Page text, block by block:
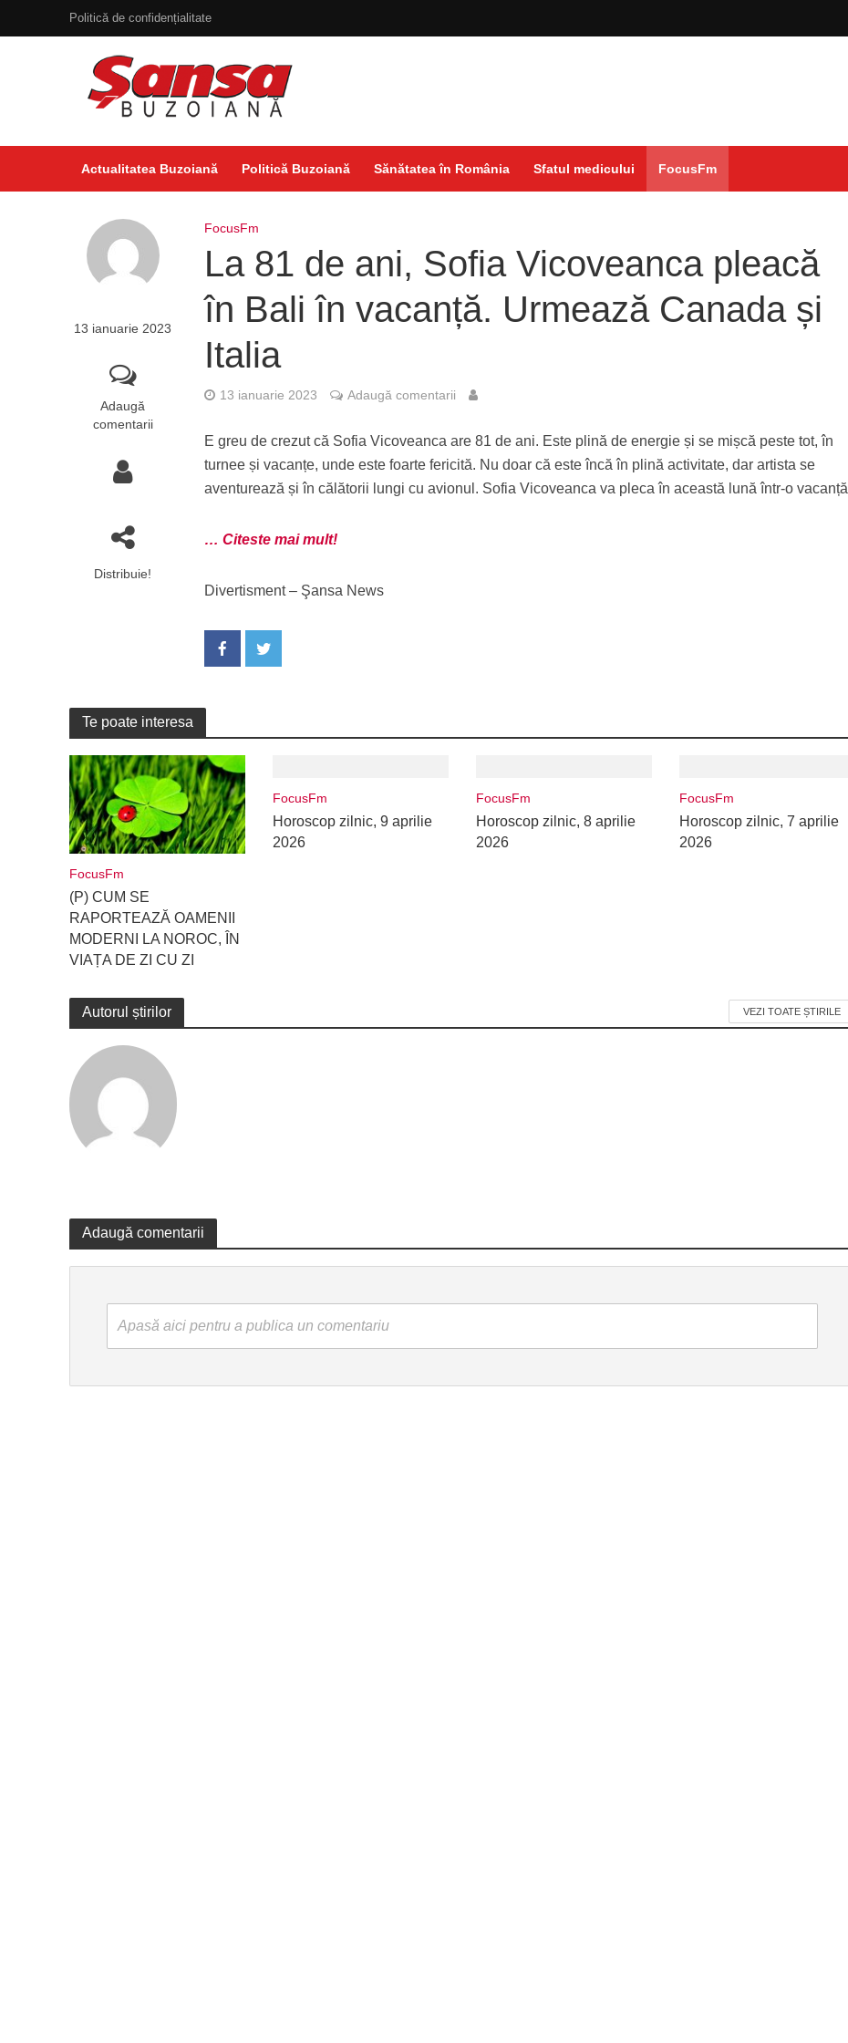
Politică de confidențialitate
Actualitatea Buzoiană Politică Buzoiană Sănătatea în România Sfatul medicului FocusFm
13 ianuarie 2023
Adaugă
comentarii
Distribuie!
FocusFm
La 81 de ani, Sofia Vicoveanca pleacă
în Bali în vacanță. Urmează Canada și
Italia
13 ianuarie 2023 Adaugă comentarii
E greu de crezut că Sofia Vicoveanca are 81 de ani. Este plină de energie și se mișcă peste tot, în
turnee și vacanțe, unde este foarte fericită. Nu doar că este încă în plină activitate, dar artista se
aventurează și în călătorii lungi cu avionul. Sofia Vicoveanca va pleca în această lună într-o vacanță
… Citeste mai mult!
Divertisment – Şansa News
Te poate interesa
FocusFm
(P) CUM SE
RAPORTEAZĂ OAMENII
MODERNI LA NOROC, ÎN
VIAȚA DE ZI CU ZI
FocusFm
Horoscop zilnic, 9 aprilie
2026
FocusFm
Horoscop zilnic, 8 aprilie
2026
FocusFm
Horoscop zilnic, 7 aprilie
2026
Autorul știrilor VEZI TOATE ȘTIRILE
Adaugă comentarii
Apasă aici pentru a publica un comentariu